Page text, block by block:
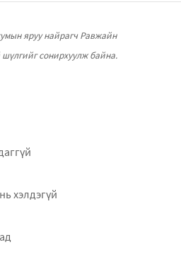
яруу найрагч Равжайн
шүлгийг сонирхуулж байна.
хэлдэгүй